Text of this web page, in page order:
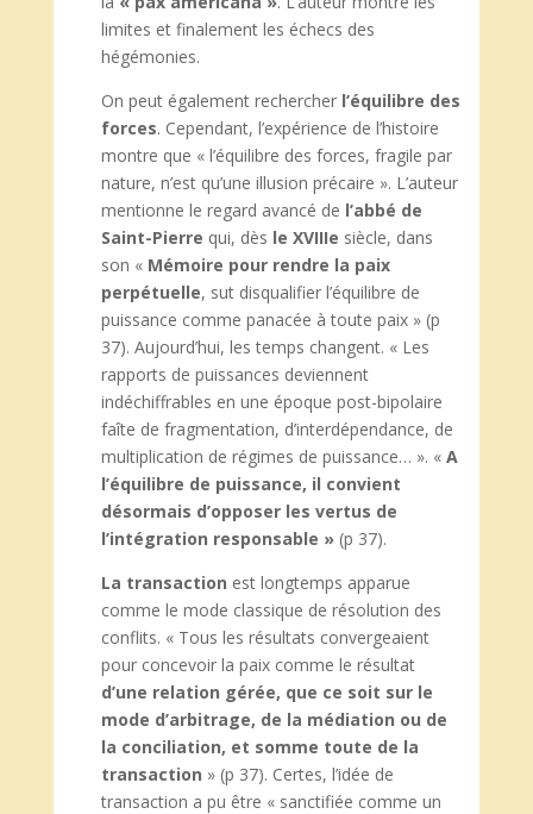
limites et finalement les échecs des
hégémonies.
On peut également rechercher l’équilibre des
forces. Cependant, l’expérience de l’histoire
montre que « l’équilibre des forces, fragile par
nature, n’est qu’une illusion précaire ». L’auteur
mentionne le regard avancé de l’abbé de
Saint-Pierre qui, dès le XVIIIe siècle, dans
son « Mémoire pour rendre la paix
perpétuelle, sut disqualifier l’équilibre de
puissance comme panacée à toute paix » (p
37). Aujourd’hui, les temps changent. « Les
rapports de puissances deviennent
indéchiffrables en une époque post-bipolaire
faîte de fragmentation, d’interdépendance, de
multiplication de régimes de puissance… ». « A
l’équilibre de puissance, il convient
désormais d’opposer les vertus de
l’intégration responsable »(p 37).
La transaction est longtemps apparue
comme le mode classique de résolution des
conflits. « Tous les résultats convergeaient
pour concevoir la paix comme le résultat
d’une relation gérée, que ce soit sur le
mode d’arbitrage, de la médiation ou de
la conciliation, et somme toute de la
transaction » (p 37). Certes, l’idée de
transaction a pu être « sanctifiée comme un